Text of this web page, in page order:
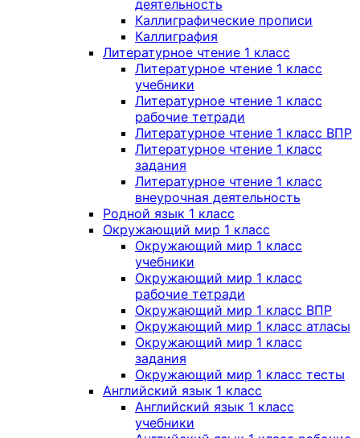
деятельность
Каллиграфические прописи
Каллиграфия
Литературное чтение 1 класс
Литературное чтение 1 класс
учебники
Литературное чтение 1 класс
рабочие тетради
Литературное чтение 1 класс ВПР
Литературное чтение 1 класс
задания
Литературное чтение 1 класс
внеурочная деятельность
Родной язык 1 класс
Окружающий мир 1 класс
Окружающий мир 1 класс
учебники
Окружающий мир 1 класс
рабочие тетради
Окружающий мир 1 класс ВПР
Окружающий мир 1 класс атласы
Окружающий мир 1 класс
задания
Окружающий мир 1 класс тесты
Английский язык 1 класс
Английский язык 1 класс
учебники